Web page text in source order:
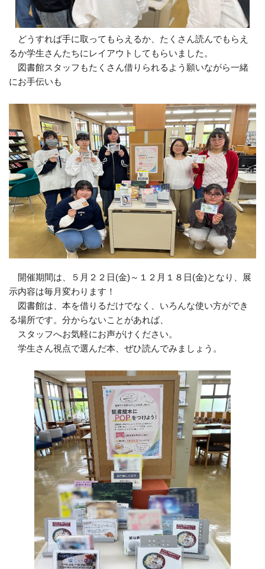
どうすれば手に取ってもらえるか、たくさん読んでもらえ
るか学生さんたちにレイアウトしてもらいました。
図書館スタッフもたくさん借りられるよう願いながら一緒
にお手伝いも
開催期間は、５月２２日(金)～１２月１８日(金)となり、展
示内容は毎月変わります！
図書館は、本を借りるだけでなく、いろんな使い方ができ
る場所です。分からないことがあれば、
スタッフへお気軽にお声がけください。
学生さん視点で選んだ本、ぜひ読んでみましょう。